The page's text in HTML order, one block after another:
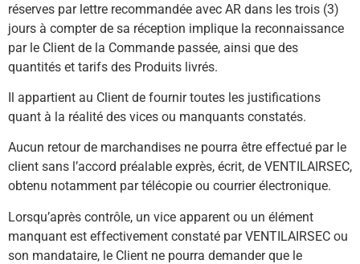
réserves par lettre recommandée avec AR dans les trois (3)
jours à compter de sa réception implique la reconnaissance
par le Client de la Commande passée, ainsi que des
quantités et tarifs des Produits livrés.
Il appartient au Client de fournir toutes les justifications
quant à la réalité des vices ou manquants constatés.
Aucun retour de marchandises ne pourra être effectué par le
client sans l’accord préalable exprès, écrit, de VENTILAIRSEC,
obtenu notamment par télécopie ou courrier électronique.
Lorsqu’après contrôle, un vice apparent ou un élément
manquant est effectivement constaté par VENTILAIRSEC ou
son mandataire, le Client ne pourra demander que le